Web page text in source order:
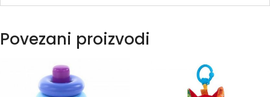
Povezani proizvodi